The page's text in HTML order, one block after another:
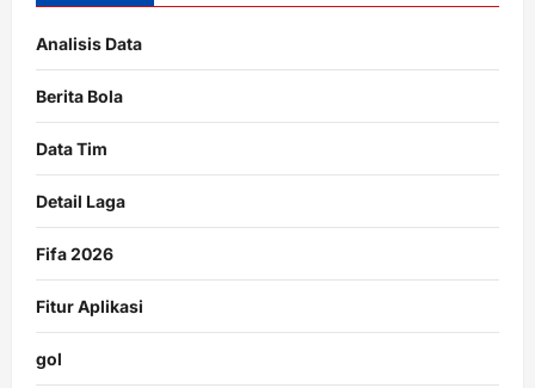
Analisis Data
Berita Bola
Data Tim
Detail Laga
Fifa 2026
Fitur Aplikasi
gol